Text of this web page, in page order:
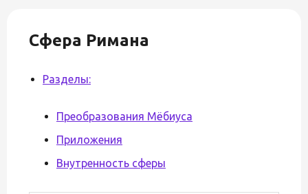
Сфера Римана
Разделы:
Преобразования Мёбиуса
Приложения
Внутренность сферы